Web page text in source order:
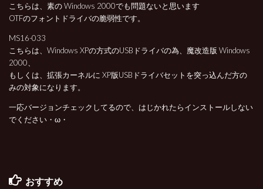
こちらは、素の Windows 2000でも問題ないと思います
OTFのフォントドライバの脆弱性です。
MS16-033
こちらは、Windows XPの方式のUSBドライバの為、魔改造版 Windows
2000、
もしくは、拡張カーネルに XP版USBドライバセットを突っ込んだ方の
みの対象になります。
一応バージョンチェックしてるので、はじかれたらインストールしない
でください・ω・
おすすめ